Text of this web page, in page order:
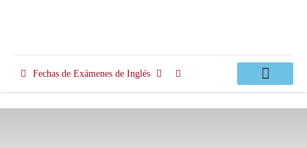
Fechas de Exámenes de Inglés